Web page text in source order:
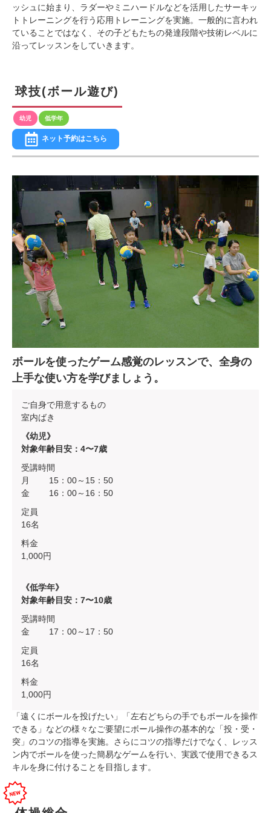
ッシュに始まり、ラダーやミニハードルなどを活用したサーキッ
トトレーニングを行う応用トレーニングを実施。一般的に言われ
ていることではなく、その子どもたちの発達段階や技術レベルに
沿ってレッスンをしていきます。
球技(ボール遊び)
ネット予約はこちら
ボールを使ったゲーム感覚のレッスンで、全身の
上手な使い方を学びましょう。
ご自身で用意するもの
室内ばき
《幼児》
対象年齢目安：4〜7歳
受講時間
月 15：00～15：50
金 16：00～16：50
定員
16名
料金
1,000円
《低学年》
対象年齢目安：7〜10歳
受講時間
金 17：00～17：50
定員
16名
料金
1,000円
「遠くにボールを投げたい」「左右どちらの手でもボールを操作
できる」などの様々なご要望にボール操作の基本的な「投・受・
突」のコツの指導を実施。さらにコツの指導だけでなく、レッス
ン内でボールを使った簡易なゲームを行い、実践で使用できるス
キルを身に付けることを目指します。